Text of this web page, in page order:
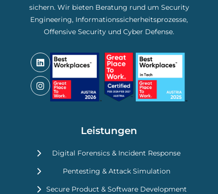
sichern. Wir bieten Beratung rund um Security
Engineering, Informationssicherheitsprozesse,
Offensive Security und Cyber Defense.
Leistungen
Digital Forensics & Incident Response
Pentesting & Attack Simulation
Secure Product & Software Development